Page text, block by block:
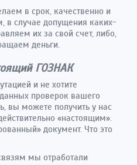
в срок, качественно и
в случае допущения каких-
их за свой счет, либо,
деньги.
ГОЗНАК
и не хотите
проверок вашего
вы можете получить у нас
«настоящим».
документ. Что это
мы отработали